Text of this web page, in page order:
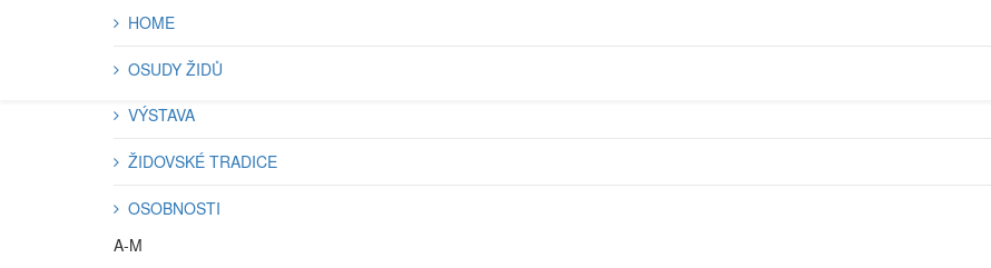
HOME
OSUDY ŽIDŮ
VÝSTAVA
ŽIDOVSKÉ TRADICE
OSOBNOSTI
A-M